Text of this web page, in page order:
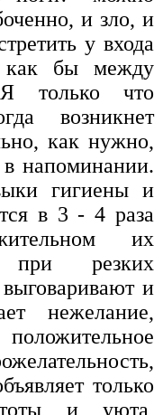
и зло, и
у входа
как бы между
только что
возникнет
как нужно,
в напоминании.
гигиены и
в 3 - 4 раза
их
при резких
и
нежелание,
только
и уюта,